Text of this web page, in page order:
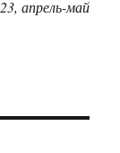
апрель-май